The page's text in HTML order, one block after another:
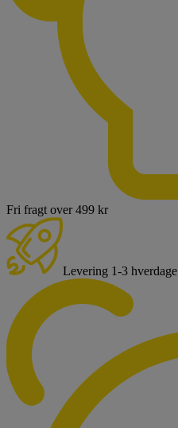
Fri fragt over 499 kr
Levering 1-3 hverdage